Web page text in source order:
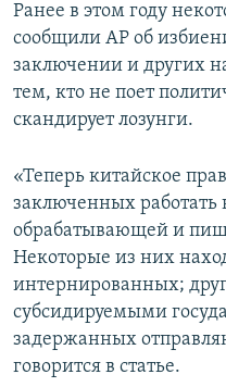
Ранее в этом году
сообщили AP об
заключении и других
тем, кто не поет
скандирует лозунги.
«Теперь китайское
заключенных работать
обрабатывающей и
Некоторые из них
интернированных;
субсидируемыми
задержанных
говорится в статье.